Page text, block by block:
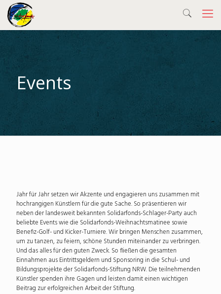
Events
Jahr für Jahr setzen wir Akzente und engagieren uns zusammen mit
hochrangigen Künstlern für die gute Sache. So präsentieren wir
neben der landesweit bekannten Solidarfonds-Schlager-Party auch
beliebte Events wie die Solidarfonds-Weihnachtsmatinee sowie
Benefiz-Golf- und Kicker-Turniere. Wir bringen Menschen zusammen,
um zu tanzen, zu feiern, schöne Stunden miteinander zu verbringen.
Und das alles für den guten Zweck. So fließen die gesamten
Einnahmen aus Eintrittsgeldern und Sponsoring in die Schul- und
Bildungsprojekte der Solidarfonds-Stiftung NRW. Die teilnehmenden
Künstler spenden ihre Gagen und leisten damit einen wichtigen
Beitrag zur erfolgreichen Arbeit der Stiftung.